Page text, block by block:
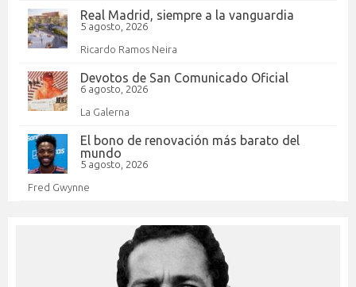
Real Madrid, siempre a la vanguardia
5 agosto, 2026
Ricardo Ramos Neira
Devotos de San Comunicado Oficial
6 agosto, 2026
La Galerna
El bono de renovación más barato del
mundo
5 agosto, 2026
Fred Gwynne